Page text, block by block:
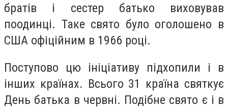
братів і сестер батько виховував
поодинці. Таке свято було оголошено в
США офіційним в 1966 році.
Поступово цю ініціативу підхопили і в
інших країнах. Всього 31 країна святкує
День батька в червні. Подібне свято є і в